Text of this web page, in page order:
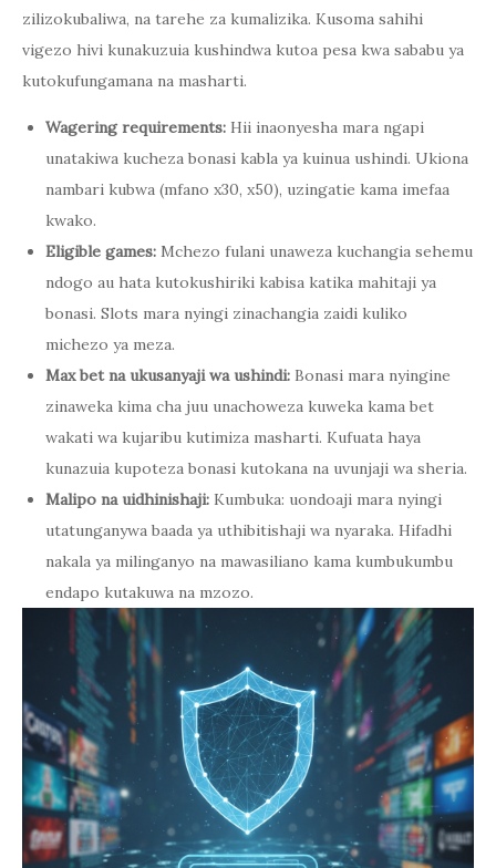
zilizokubaliwa, na tarehe za kumalizika. Kusoma sahihi
vigezo hivi kunakuzuia kushindwa kutoa pesa kwa sababu ya
kutokufungamana na masharti.
Wagering requirements: Hii inaonyesha mara ngapi
unatakiwa kucheza bonasi kabla ya kuinua ushindi. Ukiona
nambari kubwa (mfano x30, x50), uzingatie kama imefaa
kwako.
Eligible games: Mchezo fulani unaweza kuchangia sehemu
ndogo au hata kutokushiriki kabisa katika mahitaji ya
bonasi. Slots mara nyingi zinachangia zaidi kuliko
michezo ya meza.
Max bet na ukusanyaji wa ushindi: Bonasi mara nyingine
zinaweka kima cha juu unachoweza kuweka kama bet
wakati wa kujaribu kutimiza masharti. Kufuata haya
kunazuia kupoteza bonasi kutokana na uvunjaji wa sheria.
Malipo na uidhinishaji: Kumbuka: uondoaji mara nyingi
utatunganywa baada ya uthibitishaji wa nyaraka. Hifadhi
nakala ya milinganyo na mawasiliano kama kumbukumbu
endapo kutakuwa na mzozo.